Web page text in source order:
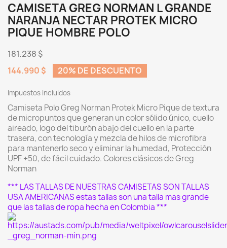
CAMISETA GREG NORMAN L GRANDE
NARANJA NECTAR PROTEK MICRO
PIQUE HOMBRE POLO
181.238 $
144.990 $
20% DE DESCUENTO
Impuestos incluidos
Camiseta Polo Greg Norman Protek Micro Pique de textura
de micropuntos que generan un color sólido único, cuello
aireado, logo del tiburón abajo del cuello en la parte
trasera, con tecnología y mezcla de hilos de microfibra
para mantenerlo seco y eliminar la humedad, Protección
UPF +50, de fácil cuidado. Colores clásicos de Greg
Norman
*** LAS TALLAS DE NUESTRAS CAMISETAS SON TALLAS
USA AMERICANAS estas tallas son una talla mas grande
que las tallas de ropa hecha en Colombia ***